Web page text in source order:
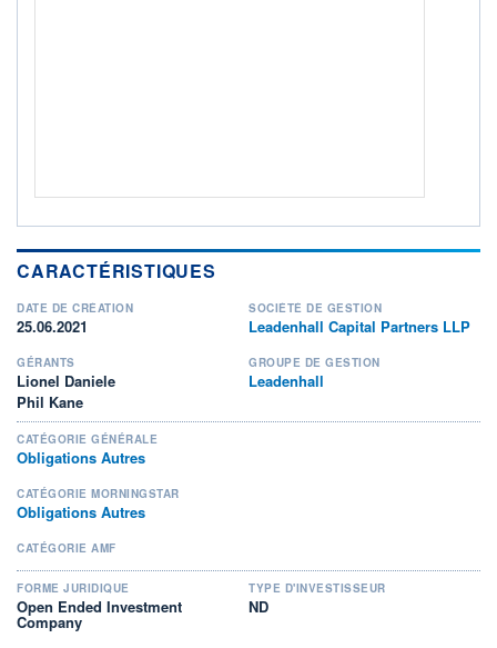
CARACTÉRISTIQUES
DATE DE CRÉATION
25.06.2021
SOCIÉTÉ DE GESTION
Leadenhall Capital Partners LLP
GÉRANTS
Lionel Daniele
Phil Kane
GROUPE DE GESTION
Leadenhall
CATÉGORIE GÉNÉRALE
Obligations Autres
CATÉGORIE MORNINGSTAR
Obligations Autres
CATÉGORIE AMF
FORME JURIDIQUE
Open Ended Investment
Company
TYPE D'INVESTISSEUR
ND